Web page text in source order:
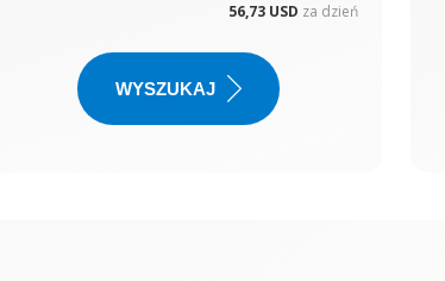
56,73 USD za dzień
WYSZUKAJ